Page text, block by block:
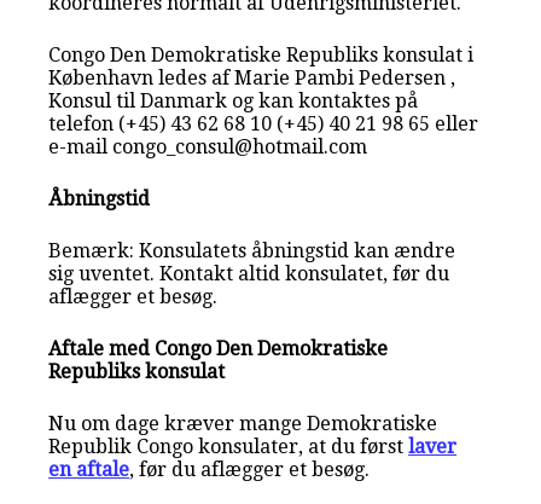
Congo Den Demokratiske Republiks konsulat i
København ledes af Marie Pambi Pedersen ,
Konsul til Danmark og kan kontaktes på
telefon (+45) 43 62 68 10 (+45) 40 21 98 65 eller
e-mail congo_consul@hotmail.com
Åbningstid
Bemærk: Konsulatets åbningstid kan ændre
sig uventet. Kontakt altid konsulatet, før du
aflægger et besøg.
Aftale med Congo Den Demokratiske
Republiks konsulat
Nu om dage kræver mange Demokratiske
Republik Congo konsulater, at du førstlaver
en aftale, før du aflægger et besøg.